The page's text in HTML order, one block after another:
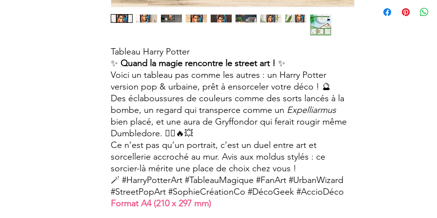
Tableau Harry Potter
✨ Quand la magie rencontre le street art ! ✨
Voici un tableau pas comme les autres : un Harry Potter
version pop & urbaine, prêt à ensorceler votre déco ! 🔮
Des éclaboussures de couleurs comme des sorts lancés à la
bombe, un regard qui transperce comme un Expelliarmus
bien placé, et une aura de Gryffondor qui ferait rougir même
Dumbledore. 🧙‍♂️🔥💥
Ce n’est pas qu’un portrait, c’est un duel entre art et
sorcellerie accroché au mur. Avis aux moldus stylés : ce
sorcier-là mérite une place de choix chez vous !
🪄 #HarryPotterArt #TableauMagique #FanArt #UrbanWizard
#StreetPopArt #SophieCréationCo #DécoGeek #AccioDéco
Format A4 (210 x 297 mm)
vintage.
proposons en